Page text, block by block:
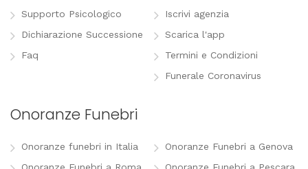
Supporto Psicologico
Dichiarazione Successione
Faq
Iscrivi agenzia
Scarica l'app
Termini e Condizioni
Funerale Coronavirus
Onoranze Funebri
Onoranze funebri in Italia
Onoranze Funebri a Genova